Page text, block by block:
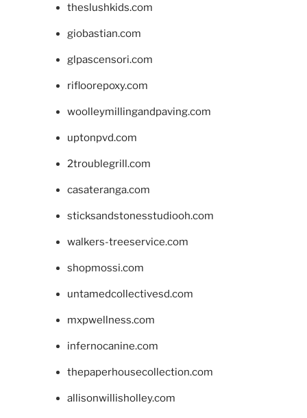
theslushkids.com
giobastian.com
glpascensori.com
rifloorepoxy.com
woolleymillingandpaving.com
uptonpvd.com
2troublegrill.com
casateranga.com
sticksandstonesstudiooh.com
walkers-treeservice.com
shopmossi.com
untamedcollectivesd.com
mxpwellness.com
infernocanine.com
thepaperhousecollection.com
allisonwillisholley.com